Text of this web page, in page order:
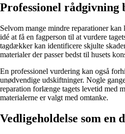
Professionel rådgivning
Selvom mange mindre reparationer kan
idé at få en fagperson til at vurdere
tagdækker kan identificere skjulte
materialer der passer bedst til husets
En professionel vurdering kan også
unødvendige udskiftninger. Nogle
reparation forlænge tagets levetid med
materialerne er valgt med omtanke.
Vedligeholdelse som en